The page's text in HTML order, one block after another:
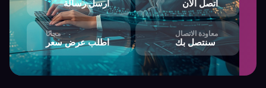
اتصل الآن أرسل رسالة
معاودة الاتصال
سنتصل بك
مجانًا
اطلب عرض سعر